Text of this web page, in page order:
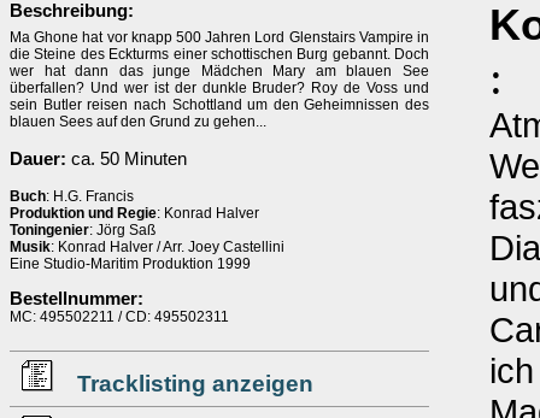
Beschreibung:
Ma Ghone hat vor knapp 500 Jahren Lord Glenstairs Vampire in
die Steine des Eckturms einer schottischen Burg gebannt. Doch
wer hat dann das junge Mädchen Mary am blauen See
überfallen? Und wer ist der dunkle Bruder? Roy de Voss und
sein Butler reisen nach Schottland um den Geheimnissen des
blauen Sees auf den Grund zu gehen...
Dauer: ca. 50 Minuten
Buch: H.G. Francis
Produktion und Regie: Konrad Halver
Toningenier: Jörg Saß
Musik: Konrad Halver / Arr. Joey Castellini
Eine Studio-Maritim Produktion 1999
Bestellnummer:
MC: 495502211 / CD: 495502311
Tracklisting anzeigen
: